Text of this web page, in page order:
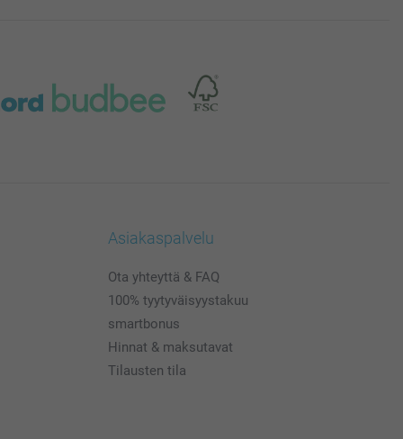
Asiakaspalvelu
Ota yhteyttä & FAQ
100% tyytyväisyystakuu
smartbonus
Hinnat & maksutavat
Tilausten tila